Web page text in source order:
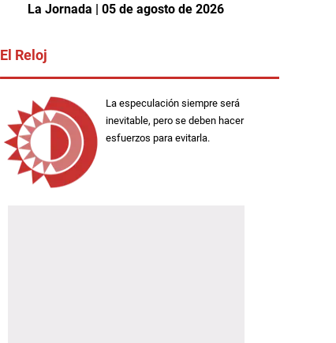
La Jornada | 05 de agosto de 2026
El Reloj
La especulación siempre será
inevitable, pero se deben hacer
esfuerzos para evitarla.